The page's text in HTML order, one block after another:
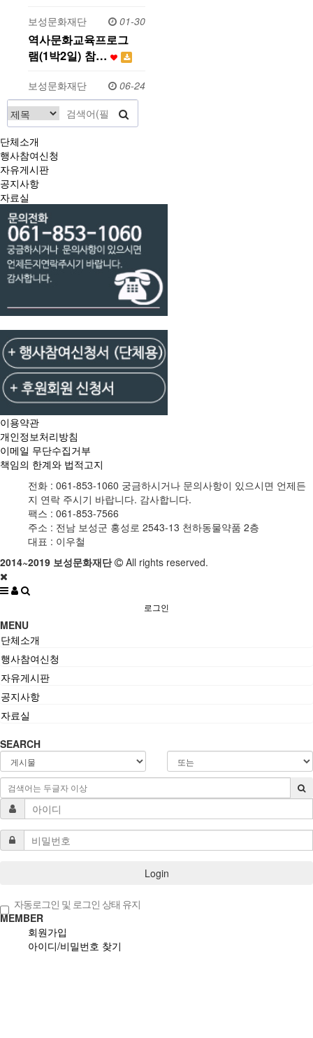
보성문화재단 01-30
역사문화교육프로그
램 (1 박 2 일 ) 참…
보성문화재단 06-24
단체소개
행사참여신청
자유게시판
공지사항
자료실
이용약관
개인정보처리방침
이메일 무단수집거부
책임의 한계와 법적고지
전화 : 061-853-1060 궁금하시거나 문의사항이 있으시면 언제든
지 연락 주시기 바랍니다. 감사합니다.
팩스 : 061-853-7566
주소 : 전남 보성군 홍성로 2543-13 천하동물약품 2층
대표 : 이우철
2014~2019 보성문화재단
All rights reserved.
로그인
MENU
단체소개
행사참여신청
자유게시판
공지사항
자료실
SEARCH
Login
자동로그인 및 로그인 상태 유지
MEMBER
회원가입
아이디/비밀번호 찾기